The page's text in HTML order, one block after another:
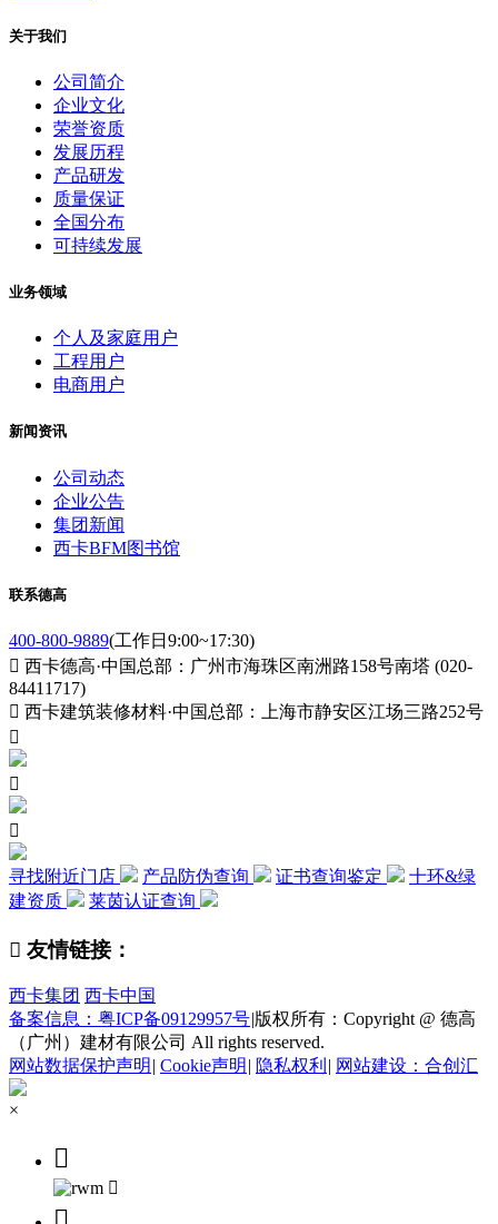
关于我们
公司简介
企业文化
荣誉资质
发展历程
产品研发
质量保证
全国分布
可持续发展
业务领域
个人及家庭用户
工程用户
电商用户
新闻资讯
公司动态
企业公告
集团新闻
西卡BFM图书馆
联系德高
400-800-9889(工作日9:00~17:30)
 西卡德高·中国总部：广州市海珠区南洲路158号南塔 (020-
84411717)
 西卡建筑装修材料·中国总部：上海市静安区江场三路252号



寻找附近门店 产品防伪查询 证书查询鉴定
十环&绿
建资质
莱茵认证查询
 友情链接：
西卡集团 西卡中国
备案信息：粤ICP备09129957号|版权所有：Copyright @ 德高
（广州）建材有限公司 All rights reserved.
网站数据保护声明 | Cookie声明 | 隐私权利 | 网站建设：合创汇
×

